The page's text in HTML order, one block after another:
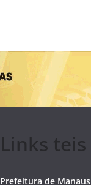
Links teis
Prefeitura de Manaus